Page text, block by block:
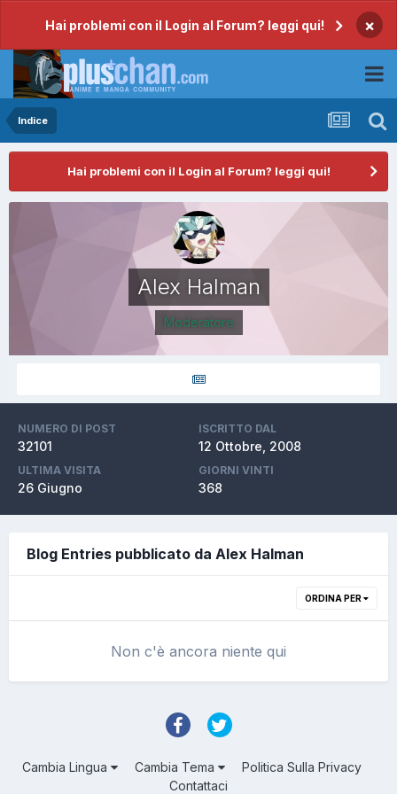
Hai problemi con il Login al Forum? leggi qui! ×
Indice
Hai problemi con il Login al Forum? leggi qui!
Alex Halman
Moderatore
NUMERO DI POST
32101
ISCRITTO DAL
12 Ottobre, 2008
ULTIMA VISITA
26 Giugno
GIORNI VINTI
368
Blog Entries pubblicato da Alex Halman
ORDINA PER
Non c'è ancora niente qui
Cambia Lingua Cambia Tema
Politica Sulla Privacy
Contattaci